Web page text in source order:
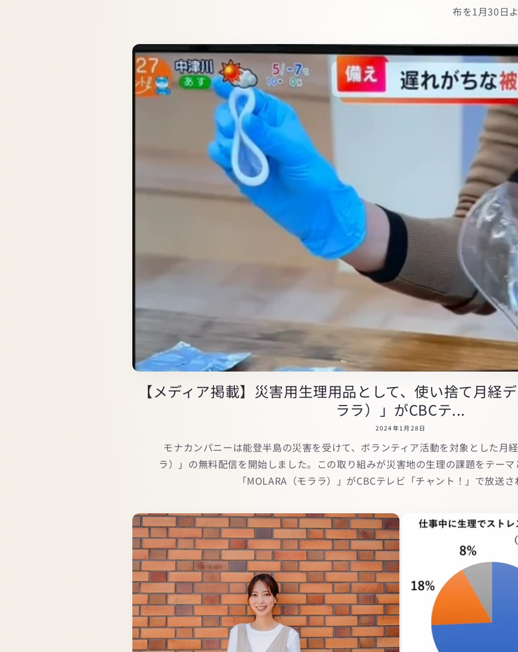
布を1月30日
【メディア掲載】災害用生理用品として、使い捨て月経
ララ）」がCBCテ...
2024年1月28日
モナカンパニーは能登半島の災害を受けて、ボランティア活動を対象とした月
ラ）」の無料配信を開始しました。この取り組みが災害地の生理の課題をテー
「MOLARA（モララ）」がCBCテレビ「チャント！」で放送さ